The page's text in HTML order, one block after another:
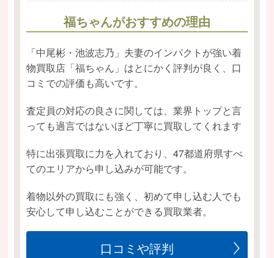
福ちゃんがおすすめの理由
「中尾彬・池波志乃」夫妻のインパクトが強い着
物買取店「福ちゃん」はとにかく評判が良く、口
コミでの評価も高いです。
査定員の対応の良さに関しては、業界トップと言
っても過言ではないほど丁寧に買取してくれます
特に出張買取に力を入れており、47都道府県すべ
てのエリアから申し込みが可能です。
着物以外の買取にも強く、初めて申し込む人でも
安心して申し込むことができる買取業者。
口コミや評判